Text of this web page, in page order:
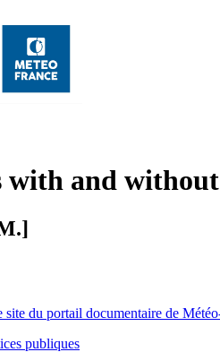
with and
site du portail documentaire de
publiques